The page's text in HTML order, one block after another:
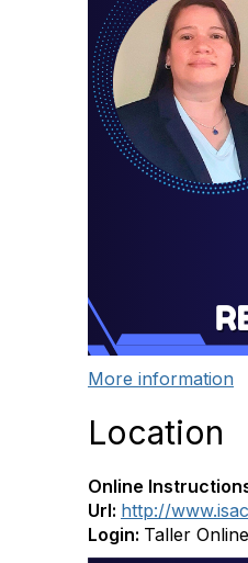
More information
Location
Online
Url: http://
Login: Taller